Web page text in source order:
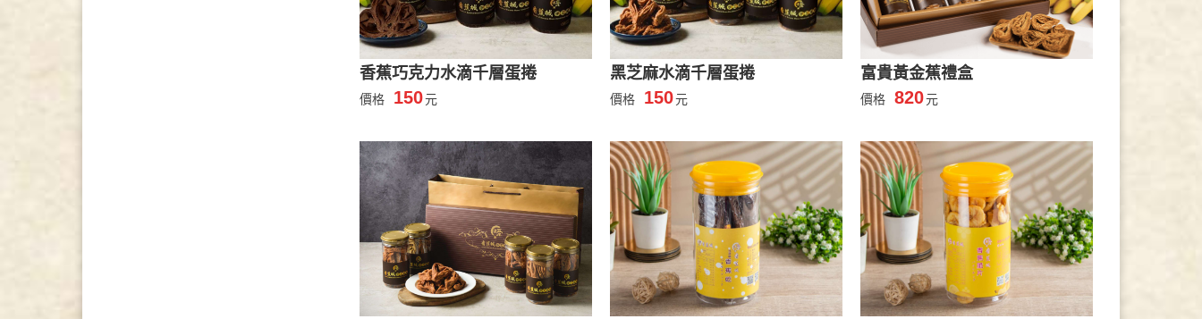
香蕉巧克力水滴千層蛋捲
價格 150元
黑芝麻水滴千層蛋捲
價格 150元
富貴黃金蕉禮盒
價格 820元